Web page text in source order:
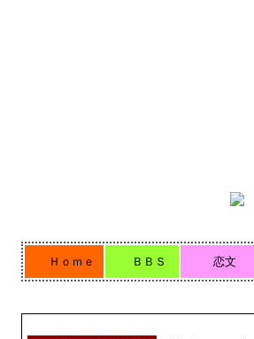
Ｈｏｍｅ ＢＢＳ 恋文